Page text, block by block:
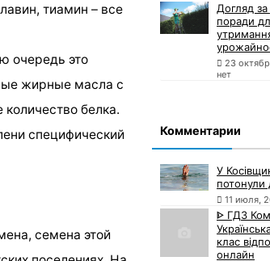
тиамин – все
очередь это
жирные масла с
белка.
специфический
семена этой
Догляд
поради
23
нет
Комментарии
У
потонули
11 июля,
ᐈ ГДЗ
клас
онлайн